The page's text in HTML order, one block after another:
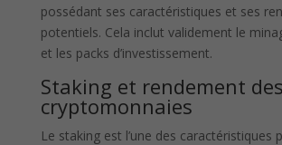
possédant ses caractéristiques et ses
potentiels. Cela inclut validement le
et les packs d’investissement.
Staking et rendement des
cryptomonnaies
Le staking est l’une des caractéristiques